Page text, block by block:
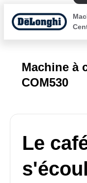
Machine à
COM530
Le